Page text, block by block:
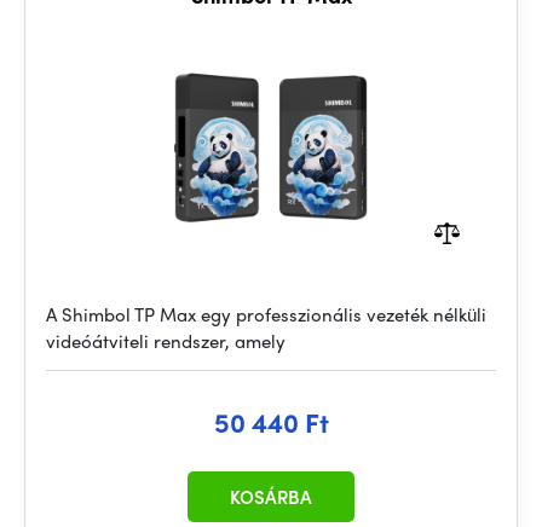
A Shimbol TP Max egy professzionális vezeték nélküli
videóátviteli rendszer, amely
50 440 Ft
KOSÁRBA